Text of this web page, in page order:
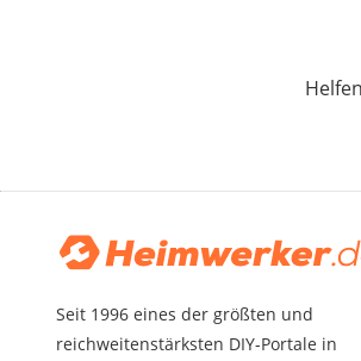
Seit 1996 eines der größten und
reichweitenstärksten DIY-Portale in